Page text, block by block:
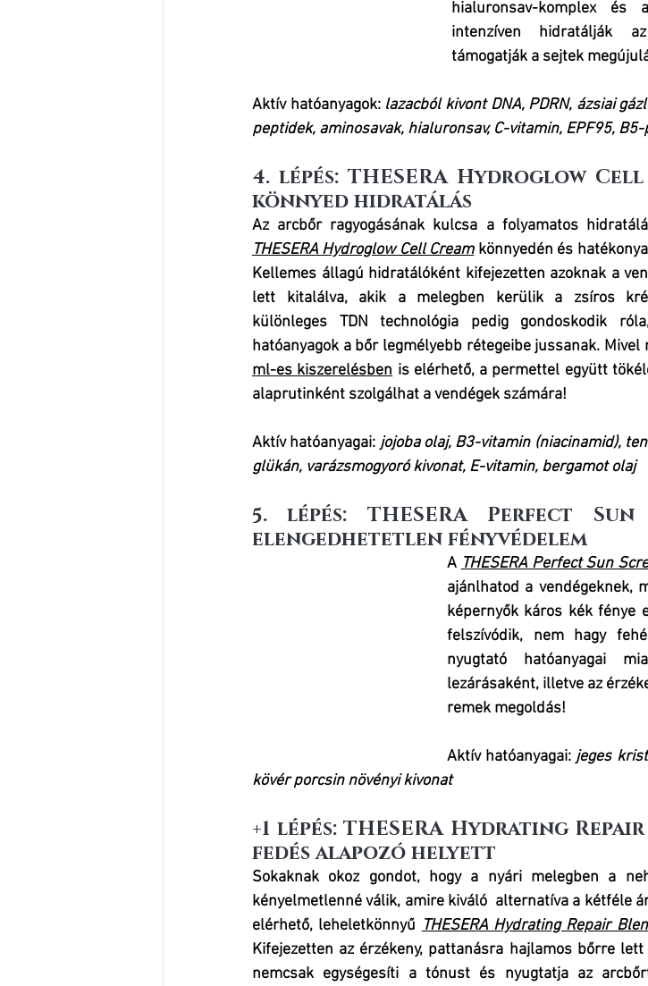
hialuronsav-komplex és
intenzíven hidratálják
támogatják a sejtek
Aktív hatóanyagok: lazacból kivont DNA, PDRN, ázsiai
peptidek, aminosavak, hialuronsav, C-vitamin, EPF95,
4. lépés: THESERA Hydroglow
könnyed hidratálás
THESERA Hydroglow Cell Cream könnyedén és
Kellemes állagú hidratálóként kifejezetten azoknak a
lett kitalálva, akik a melegben kerülik a zsíros
különleges TDN technológia pedig gondoskodik
hatóanyagok a bőr legmélyebb rétegeibe jussanak. Mivel
ml-es kiszerelésben is elérhető, a permettel együtt
alaprutinként szolgálhat a vendégek számára!
Aktív hatóanyagai: jojoba olaj, B3-vitamin (niacinamid),
glükán, varázsmogyoró kivonat, E-vitamin, bergamot olaj
5. lépés: THESERA Perfect
elengedhetetlen fényvédelem
A THESERA Perfect Sun
ajánlhatod a vendégeknek,
képernyők káros kék fénye
felszívódik, nem hagy
nyugtató hatóanyagai
lezárásaként, illetve az
remek megoldás!
Aktív hatóanyagai: jeges
kövér porcsin növényi kivonat
+1 lépés: THESERA Hydrating
fedés alapozó helyett
Sokaknak okoz gondot, hogy a nyári melegben a
kényelmetlenné válik, amire kiváló  alternatíva a kétféle
elérhető, leheletkönnyű THESERA Hydrating Repair
Kifejezetten az érzékeny, pattanásra hajlamos bőrre lett
nemcsak egységesíti a tónust és nyugtatja az